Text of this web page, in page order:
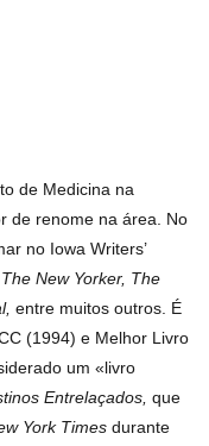
de Medicina na
de renome na área. No
no Iowa Writers’
The New Yorker, The
entre muitos outros. É
(1994) e Melhor Livro
um «livro
Entrelaçados,que
York Timesdurante